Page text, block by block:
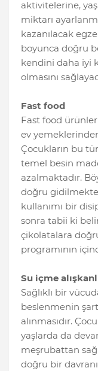
aktivitelerine,
miktarı
kazanılacak
boyunca doğru
kendini daha iyi
olmasını
Fast food
Fast food
ev
Çocukların bu
temel besin
azalmaktadır.
doğru
kullanımı bir
sonra tabii ki
çikolatalara
programının
Su içme
Sağlıklı bir
beslenmenin
alınmasıdır.
yaşlarda da
meşrubattan
doğru bir